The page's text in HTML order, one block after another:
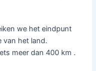
we het eindpunt
van het land.
meer dan 400 km .